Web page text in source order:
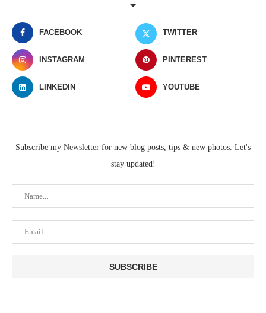
FACEBOOK TWITTER
INSTAGRAM PINTEREST
LINKEDIN YOUTUBE
Subscribe my Newsletter for new blog posts, tips & new photos. Let's
stay updated!